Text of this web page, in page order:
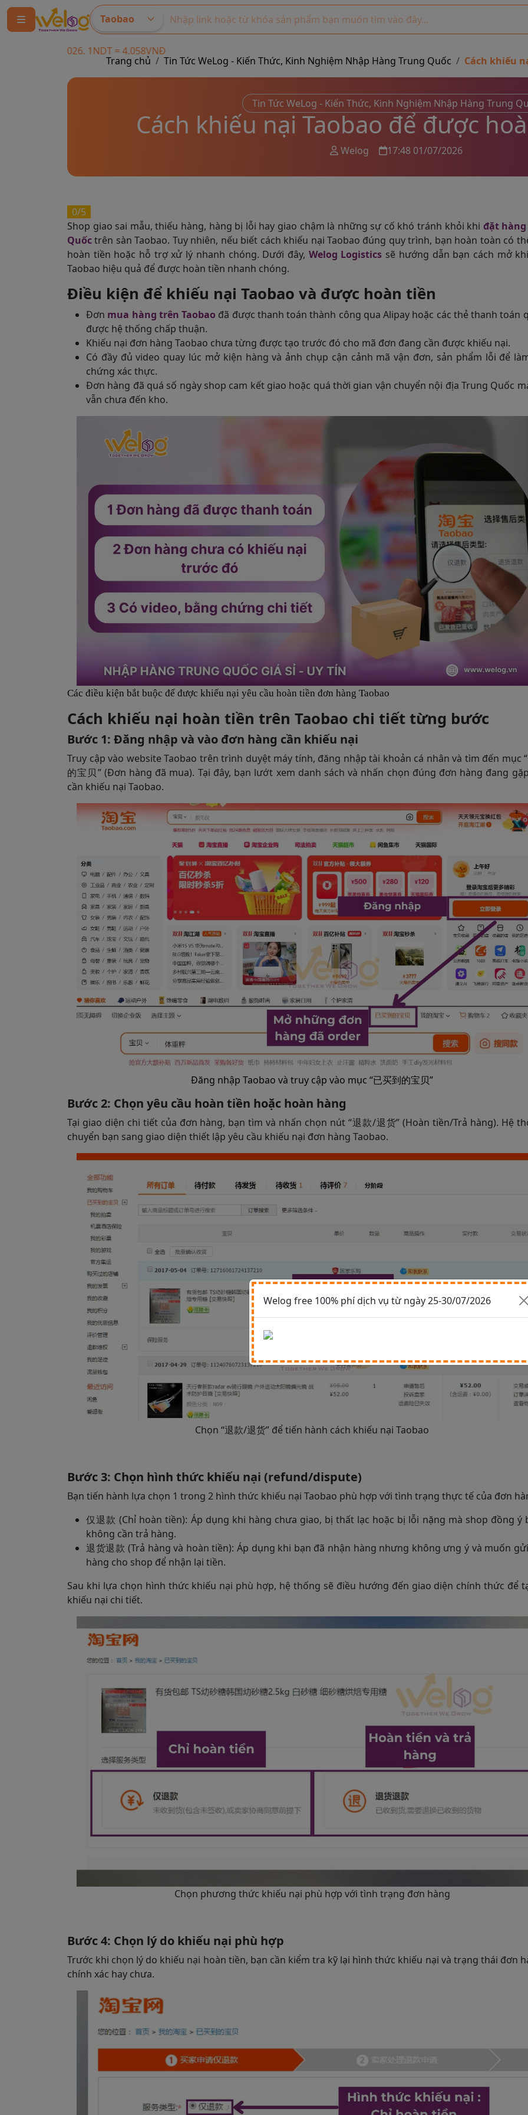
Taobao
= 4.058VNĐ
Trang chủ Tin Tức WeLog - Kiến Thức, Kinh Nghiệm Nhập Hàng Trung Quốc Cách khiếu
Tin Tức WeLog - Kiến Thức, Kinh Nghiệm Nhập Hàng Trung
Cách khiếu nại Taobao để được
Welog 17:48 01/07/2026
0/5
Shop giao sai mẫu, thiếu hàng, hàng bị lỗi hay giao chậm là những sự cố khó tránh khỏi khi đặt hàng
Quốctrên sàn Taobao. Tuy nhiên, nếu biết cách khiếu nại Taobao đúng quy trình, bạn hoàn toàn có
hoàn tiền hoặc hỗ trợ xử lý nhanh chóng. Dưới đây, Welog Logistics sẽ hướng dẫn bạn cách mở
Taobao hiệu quả để được hoàn tiền nhanh chóng.
Điều kiện để khiếu nại Taobao và được hoàn tiền
Đơn mua hàng trên Taobao đã được thanh toán thành công qua Alipay hoặc các thẻ thanh toán
được hệ thống chấp thuận.
Khiếu nại đơn hàng Taobao chưa từng được tạo trước đó cho mã đơn đang cần được khiếu nại.
Có đầy đủ video quay lúc mở kiện hàng và ảnh chụp cận cảnh mã vận đơn, sản phẩm lỗi để
chứng xác thực.
Đơn hàng đã quá số ngày shop cam kết giao hoặc quá thời gian vận chuyển nội địa Trung Quốc
vẫn chưa đến kho.
Các điều kiện bắt buộc để được khiếu nại yêu cầu hoàn tiền đơn hàng Taobao
Cách khiếu nại hoàn tiền trên Taobao chi tiết từng bước
Bước 1: Đăng nhập và vào đơn hàng cần khiếu nại
Truy cập vào website Taobao trên trình duyệt máy tính, đăng nhập tài khoản cá nhân và tìm đến mục
的宝贝” (Đơn hàng đã mua). Tại đây, bạn lướt xem danh sách và nhấn chọn đúng đơn hàng đang
cần khiếu nại Taobao.
Đăng nhập Taobao và truy cập vào mục “已买到的宝贝”
Bước 2: Chọn yêu cầu hoàn tiền hoặc hoàn hàng
Tại giao diện chi tiết của đơn hàng, bạn tìm và nhấn chọn nút “退款/退货” (Hoàn tiền/Trả hàng). Hệ
chuyển bạn sang giao diện thiết lập yêu cầu khiếu nại đơn hàng Taobao.
Chọn “退款/退货” để tiến hành cách khiếu nại Taobao
Bước 3: Chọn hình thức khiếu nại (refund/dispute)
Bạn tiến hành lựa chọn 1 trong 2 hình thức khiếu nại Taobao phù hợp với tình trạng thực tế của đơn
仅退款 (Chỉ hoàn tiền): Áp dụng khi hàng chưa giao, bị thất lạc hoặc bị lỗi nặng mà shop đồng ý
không cần trả hàng.
退货退款 (Trả hàng và hoàn tiền): Áp dụng khi bạn đã nhận hàng nhưng không ưng ý và muốn
hàng cho shop để nhận lại tiền.
Sau khi lựa chọn hình thức khiếu nại phù hợp, hệ thống sẽ điều hướng đến giao diện chính thức để
khiếu nại chi tiết.
Chọn phương thức khiếu nại phù hợp với tình trạng đơn hàng
Bước 4: Chọn lý do khiếu nại phù hợp
Trước khi chọn lý do khiếu nại hoàn tiền, bạn cần kiểm tra kỹ lại hình thức khiếu nại và trạng thái đơn
chính xác hay chưa.
Welog free 100% phí dịch vụ từ ngày 25-30/07/2026